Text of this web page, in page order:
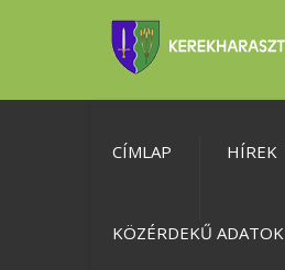
CÍMLAP HÍREK
KÖZÉRDEKŰ ADATOK